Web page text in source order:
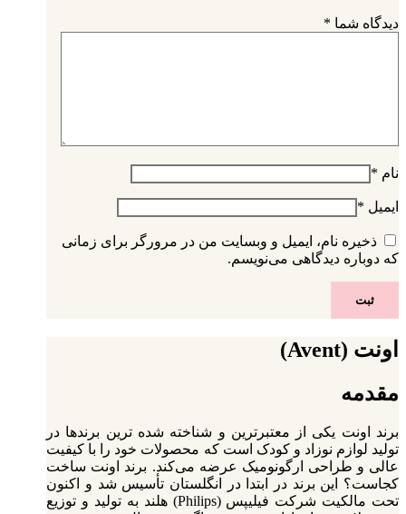
دیدگاه شما *
نام *
ایمیل *
ذخیره نام، ایمیل و وبسایت من در مرورگر برای زمانی
که دوباره دیدگاهی می‌نویسم.
اونت (Avent)
مقدمه
برند اونت یکی از معتبرترین و شناخته‌ شده‌ ترین برندها در
تولید لوازم نوزاد و کودک است که محصولات خود را با کیفیت
عالی و طراحی ارگونومیک عرضه می‌کند. برند اونت ساخت
کجاست؟ این برند در ابتدا در انگلستان تأسیس شد و اکنون
تحت مالکیت شرکت فیلیپس (Philips) هلند به تولید و توزیع